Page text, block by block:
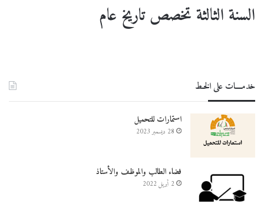
السنة الثالثة تخصص تاريخ عام
خدمــــات على الخـط
استمارات للتحميل
28 ديسمبر 2023
فضاء الطالب والموظف والأستاذ
2 أبريل 2022